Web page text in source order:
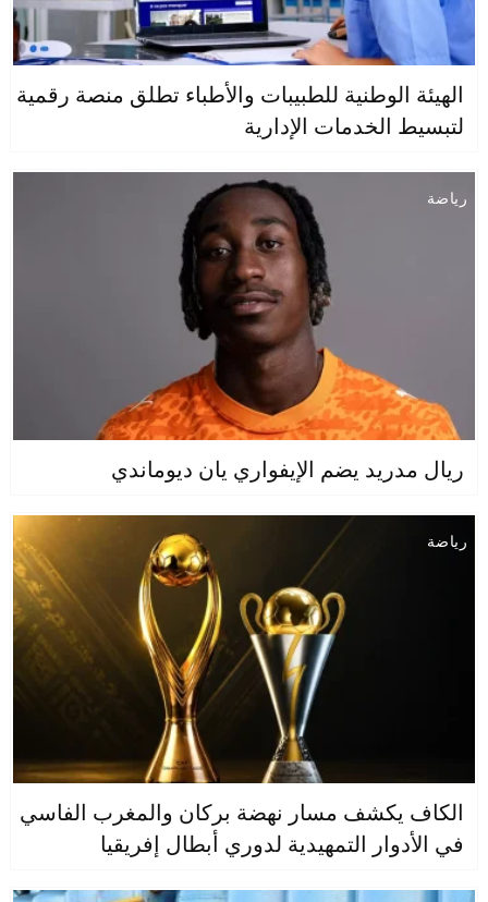
الهيئة الوطنية للطبيبات والأطباء تطلق منصة رقمية
لتبسيط الخدمات الإدارية
رياضة
ريال مدريد يضم الإيفواري يان ديوماندي
رياضة
الكاف يكشف مسار نهضة بركان والمغرب الفاسي
في الأدوار التمهيدية لدوري أبطال إفريقيا